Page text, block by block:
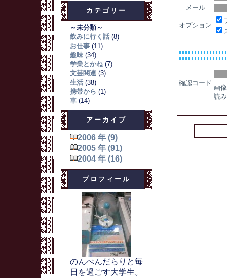
カテゴリー
～未分類～
飲みに行く話 (8)
お仕事 (11)
趣味 (34)
学業とかね (7)
文芸関連 (3)
生活 (38)
携帯から (1)
車 (14)
アーカイブ
2006 年 (9)
2005 年 (91)
2004 年 (16)
プロフィール
のんべんだらりと毎
日を過ごす大学生。
メール
オプション
確認コード
画
読